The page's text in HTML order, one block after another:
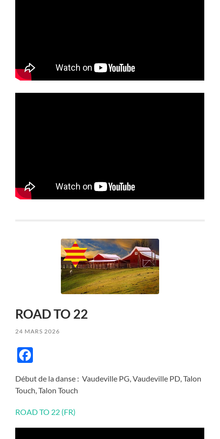
ROAD TO 22
24 MARS 2026
Début de la danse : Vaudeville PG, Vaudeville PD, Talon
Touch, Talon Touch
ROAD TO 22 (FR)